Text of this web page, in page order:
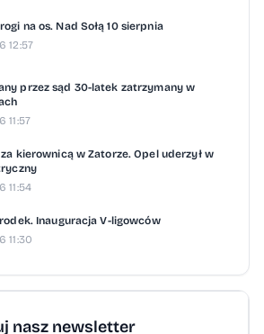
na os. Nad Sołą 10 sierpnia
12:57
przez sąd 30-latek zatrzymany w
11:57
kierownicą w Zatorze. Opel uderzył w
11:54
Inauguracja V-ligowców
11:30
nasz newsletter